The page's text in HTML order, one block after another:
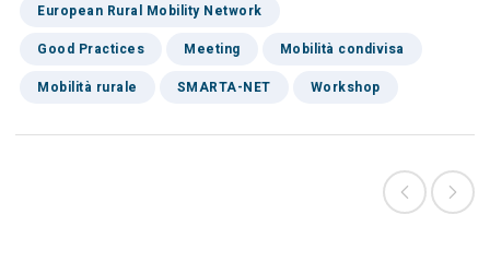
European Rural Mobility Network
Good Practices
Meeting
Mobilità condivisa
Mobilità rurale
SMARTA-NET Workshop